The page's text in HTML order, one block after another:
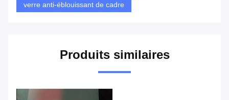
verre anti-éblouissant de cadre
Produits similaires